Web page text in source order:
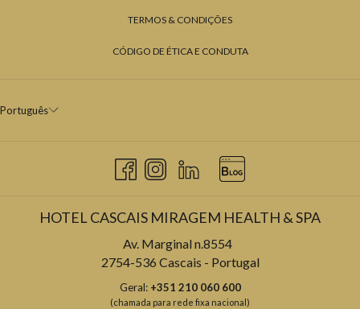
TERMOS & CONDIÇÕES
CÓDIGO DE ÉTICA E CONDUTA
Português
HOTEL CASCAIS MIRAGEM HEALTH & SPA
Av. Marginal n.8554
2754-536 Cascais - Portugal
Geral: +351 210 060 600
(chamada para rede fixa nacional)